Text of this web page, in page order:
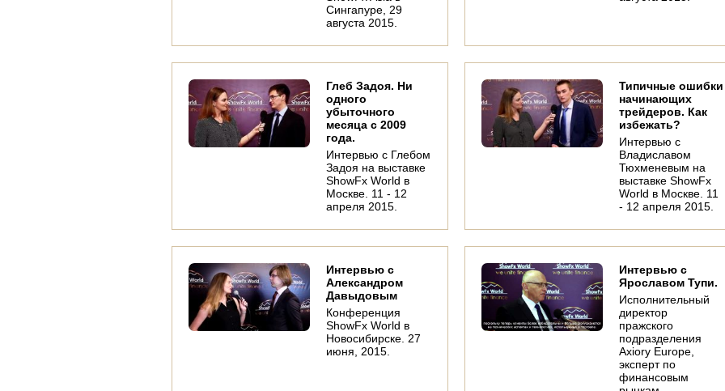
Сингапуре, 29
августа 2015.
Глеб Задоя. Ни
одного
убыточного
месяца с 2009
года.
Интервью с Глебом
Задоя на выставке
ShowFx World в
Москве. 11 - 12
апреля 2015.
Типичные ошибки
начинающих
трейдеров. Как
избежать?
Интервью с
Владиславом
Тюхменевым на
выставке ShowFx
World в Москве. 11
- 12 апреля 2015.
Интервью с
Александром
Давыдовым
Конференция
ShowFx World в
Новосибирске. 27
июня, 2015.
Интервью с
Ярославом Тупи.
Исполнительный
директор
пражского
подразделения
Axiory Europe,
эксперт по
финансовым